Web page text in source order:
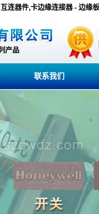
连器件,卡边缘连接器 - 边缘
产品
联系我们